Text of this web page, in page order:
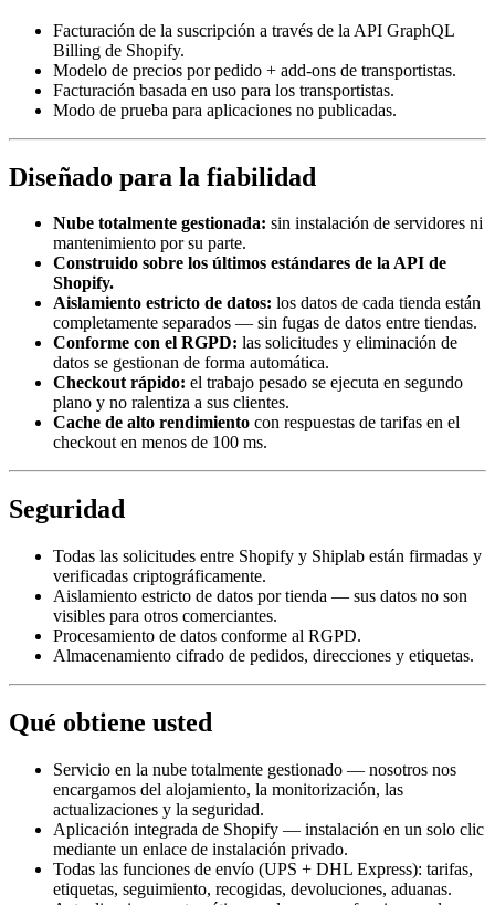
Facturación de la suscripción a través de la API GraphQL
Billing de Shopify.
Modelo de precios por pedido + add-ons de transportistas.
Facturación basada en uso para los transportistas.
Modo de prueba para aplicaciones no publicadas.
Diseñado para la fiabilidad
Nube totalmente gestionada: sin instalación de servidores ni
mantenimiento por su parte.
Construido sobre los últimos estándares de la API de
Shopify.
Aislamiento estricto de datos: los datos de cada tienda están
completamente separados — sin fugas de datos entre tiendas.
Conforme con el RGPD: las solicitudes y eliminación de
datos se gestionan de forma automática.
Checkout rápido: el trabajo pesado se ejecuta en segundo
plano y no ralentiza a sus clientes.
Cache de alto rendimiento con respuestas de tarifas en el
checkout en menos de 100 ms.
Seguridad
Todas las solicitudes entre Shopify y Shiplab están firmadas y
verificadas criptográficamente.
Aislamiento estricto de datos por tienda — sus datos no son
visibles para otros comerciantes.
Procesamiento de datos conforme al RGPD.
Almacenamiento cifrado de pedidos, direcciones y etiquetas.
Qué obtiene usted
Servicio en la nube totalmente gestionado — nosotros nos
encargamos del alojamiento, la monitorización, las
actualizaciones y la seguridad.
Aplicación integrada de Shopify — instalación en un solo clic
mediante un enlace de instalación privado.
Todas las funciones de envío (UPS + DHL Express): tarifas,
etiquetas, seguimiento, recogidas, devoluciones, aduanas.